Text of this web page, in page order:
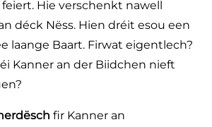
Hie verschenkt nawell
déck Nëss. Hien dréit esou een
laange Baart. Firwat eigentlech?
Kanner an der Biidchen nieft
fir Kanner an